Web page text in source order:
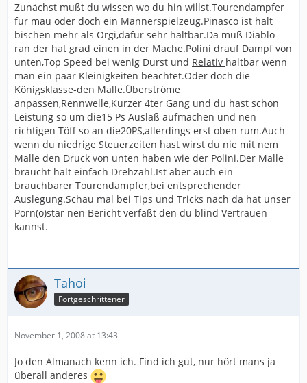
Zunächst mußt du wissen wo du hin willst.Tourendampfer
für mau oder doch ein Männerspielzeug.Pinasco ist halt
bischen mehr als Orgi,dafür sehr haltbar.Da muß Diablo
ran der hat grad einen in der Mache.Polini drauf Dampf von
unten,Top Speed bei wenig Durst und Relativ haltbar wenn
man ein paar Kleinigkeiten beachtet.Oder doch die
Königsklasse-den Malle.Überströme
anpassen,Rennwelle,Kurzer 4ter Gang und du hast schon
Leistung so um die15 Ps Auslaß aufmachen und nen
richtigen Töff so an die20PS,allerdings erst oben rum.Auch
wenn du niedrige Steuerzeiten hast wirst du nie mit nem
Malle den Druck von unten haben wie der Polini.Der Malle
braucht halt einfach Drehzahl.Ist aber auch ein
brauchbarer Tourendampfer,bei entsprechender
Auslegung.Schau mal bei Tips und Tricks nach da hat unser
Porn(o)star nen Bericht verfaßt den du blind Vertrauen
kannst.
Tahoi
Fortgeschrittener
November 1, 2008 at 13:43
Jo den Almanach kenn ich. Find ich gut, nur hört mans ja
überall anderes